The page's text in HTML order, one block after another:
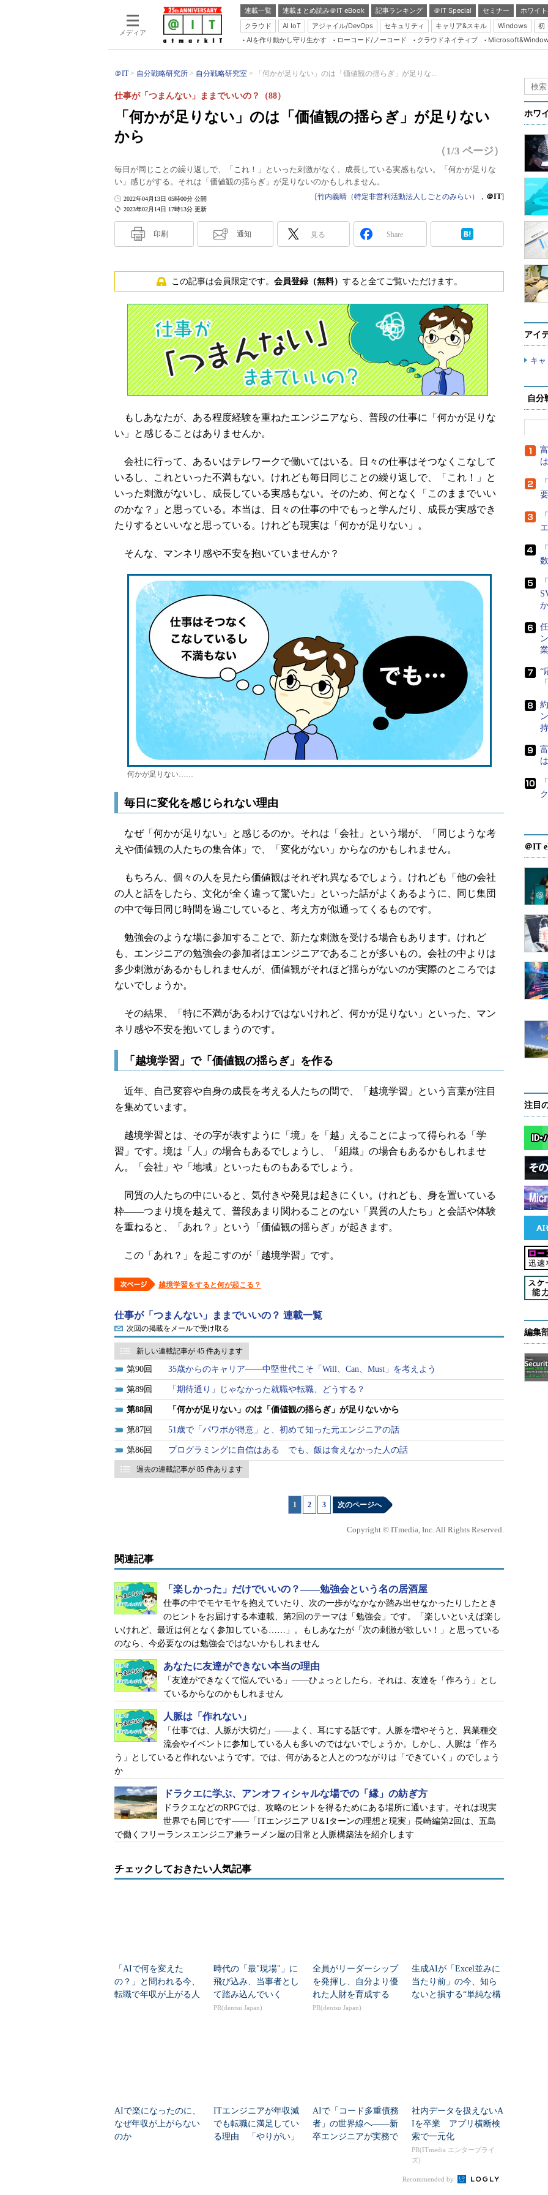
メディア
連載一覧 連載まとめ読み＠IT eBook 記事ランキング ＠IT Special セミナー
ホワイ
クラウド
AI IoT アジャイル/DevOps セキュリティ キャリア&スキル Windows
初
Server & Storage
Java Agile
Database Expert
Master of IP Network
Security & Trust
Test & Tools
Insider.NET
AIを作り動かし守り生かす ローコード/ノーコード クラウドネイティブ
＠IT 自分戦略研究所 自分戦略研究室 「何かが足りない」のは「価値観の揺らぎ」が足りな...
「何かが足りない」のは「価値観の揺らぎ」が足りない
から
仕事が「つまんない」ままでいいの？（88）
（1/3 ページ）
毎日が同じことの繰り返しで、「これ！」といった刺激がなく、成長している実感もない。「何かが足りな
い」感じがする。それは「価値観の揺らぎ」が足りないのかもしれません。
2023年02月14日 17時13分 更新
2022年04月13日 05時00分 公開 [竹内義晴（特定非営利活動法人しごとのみらい） ， ＠IT]
印刷 通知 見る Share
この記事は会員限定です。 会員登録（無料） すると全てご覧いただけます。
もしあなたが、ある程度経験を重ねたエンジニアなら、普段の仕事に「何かが足りな
い」と感じることはありませんか。
会社に行って、あるいはテレワークで働いてはいる。日々の仕事はそつなくこなして
いるし、これといった不満もない。けれども毎日同じことの繰り返しで、「これ！」と
いった刺激がないし、成長している実感もない。そのため、何となく「このままでいい
のかな？」と思っている。本当は、日々の仕事の中でもっと学んだり、成長が実感でき
たりするといいなと思っている。けれども現実は「何かが足りない」。
そんな、マンネリ感や不安を抱いていませんか？
何かが足りない……
毎日に変化を感じられない理由
なぜ「何かが足りない」と感じるのか。それは「会社」という場が、「同じような考
えや価値観の人たちの集合体」で、「変化がない」からなのかもしれません。
もちろん、個々の人を見たら価値観はそれぞれ異なるでしょう。けれども「他の会社
の人と話をしたら、文化が全く違って驚いた」といった話がよくあるように、同じ集団
の中で毎日同じ時間を過ごしていると、考え方が似通ってくるものです。
勉強会のような場に参加することで、新たな刺激を受ける場合もあります。けれど
も、エンジニアの勉強会の参加者はエンジニアであることが多いもの。会社の中よりは
多少刺激があるかもしれませんが、価値観がそれほど揺らがないのが実際のところでは
ないでしょうか。
その結果、「特に不満があるわけではないけれど、何かが足りない」といった、マン
ネリ感や不安を抱いてしまうのです。
「越境学習」で「価値観の揺らぎ」を作る
近年、自己変容や自身の成長を考える人たちの間で、「越境学習」という言葉が注目
を集めています。
越境学習とは、その字が表すように「境」を「越」えることによって得られる「学
習」です。境は「人」の場合もあるでしょうし、「組織」の場合もあるかもしれませ
ん。「会社」や「地域」といったものもあるでしょう。
同質の人たちの中にいると、気付きや発見は起きにくい。けれども、身を置いている
枠――つまり境を越えて、普段あまり関わることのない「異質の人たち」と会話や体験
を重ねると、「あれ？」という「価値観の揺らぎ」が起きます。
この「あれ？」を起こすのが「越境学習」です。
越境学習をすると何が起こる？
仕事が「つまんない」ままでいいの？ 連載一覧
次回の掲載をメールで受け取る
新しい連載記事が 45 件あります
90 35歳からのキャリア――中堅世代こそ「Will、Can、Must」を考えよう
89 「期待通り」じゃなかった就職や転職、どうする？
88 「何かが足りない」のは「価値観の揺らぎ」が足りないから
87 51歳で「パワポが得意」と、初めて知った元エンジニアの話
86 プログラミングに自信はある でも、飯は食えなかった人の話
過去の連載記事が 85 件あります
1 2 3 次のページへ
Copyright © ITmedia, Inc. All Rights Reserved.
関連記事
「楽しかった」だけでいいの？――勉強会という名の居酒屋
仕事の中でモヤモヤを抱えていたり、次の一歩がなかなか踏み出せなかったりしたとき
のヒントをお届けする本連載、第2回のテーマは「勉強会」です。「楽しいといえば楽し
いけれど、最近は何となく参加している……」。もしあなたが「次の刺激が欲しい！」と思っている
のなら、今必要なのは勉強会ではないかもしれません
あなたに友達ができない本当の理由
「友達ができなくて悩んでいる」――ひょっとしたら、それは、友達を「作ろう」とし
ているからなのかもしれません
人脈は「作れない」
「仕事では、人脈が大切だ」――よく、耳にする話です。人脈を増やそうと、異業種交
流会やイベントに参加している人も多いのではないでしょうか。しかし、人脈は「作ろ
う」としていると作れないようです。では、何があると人とのつながりは「できていく」のでしょう
か
ドラクエに学ぶ、アンオフィシャルな場での「縁」の紡ぎ方
ドラクエなどのRPGでは、攻略のヒントを得るためにある場所に通います。それは現実
世界でも同じです――「ITエンジニア U＆Iターンの理想と現実」長崎編第2回は、五島
で働くフリーランスエンジニア兼ラーメン屋の日常と人脈構築法を紹介します
チェックしておきたい人気記事
「AIで何を変えた
の？」と問われる今、
転職で年収が上がる人
時代の「最"現場"」に
飛び込み、当事者とし
て踏み込んでいく
PR(dentsu Japan)
全員がリーダーシップ
を発揮し、自分より優
れた人財を育成する
PR(dentsu Japan)
生成AIが「Excel並みに
当たり前」の今、知ら
ないと損する“単純な構
AIで楽になったのに、
なぜ年収が上がらない
のか
ITエンジニアが年収減
でも転職に満足してい
る理由 「やりがい」
AIで「コード多重債務
者」の世界線へ――新
卒エンジニアが実務で
社内データを扱えないA
Iを卒業 アプリ横断検
索で一元化
PR(ITmedia エンタープライ
ズ)
Recommended by
ホワ
アイ
キ
自分
か
“
＠IT
注目
編集